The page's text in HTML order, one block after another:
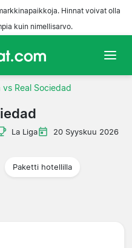
Hinnat voivat olla
kuin nimellisarvo.
vs Real Sociedad
La Liga 20 Syyskuu 2026
Paketti hotellilla